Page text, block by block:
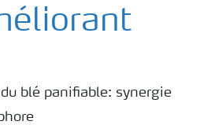
blé panifiable: synergie